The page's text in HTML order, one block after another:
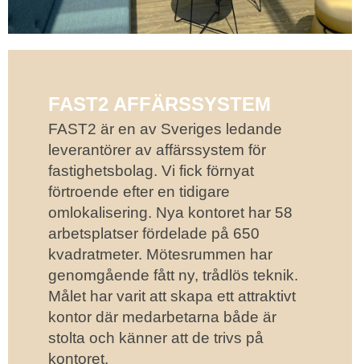
FAST2 AFFÄRSSYSTEM
FAST2 är en av Sveriges ledande
leverantörer av affärssystem för
fastighetsbolag. Vi fick förnyat
förtroende efter en tidigare
omlokalisering. Nya kontoret har 58
arbetsplatser fördelade på 650
kvadratmeter. Mötesrummen har
genomgående fått ny, trådlös teknik.
Målet har varit att skapa ett attraktivt
kontor där medarbetarna både är
stolta och känner att de trivs på
kontoret.